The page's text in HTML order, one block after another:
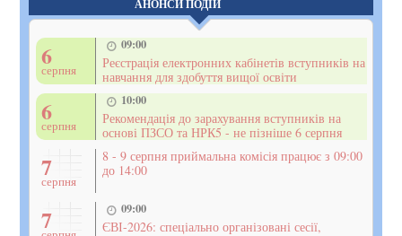
АНОНСИ ПОДІЙ
6
серпня
09:00
Реєстрація електронних кабінетів вступників на
навчання для здобуття вищої освіти
6
серпня
10:00
Рекомендація до зарахування вступників на
основі ПЗСО та НРК5 - не пізніше 6 серпня
7
серпня
8 - 9 серпня приймальна комісія працює з 09:00
до 14:00
7 09:00
ЄВІ-2026: спеціально організовані сесії,